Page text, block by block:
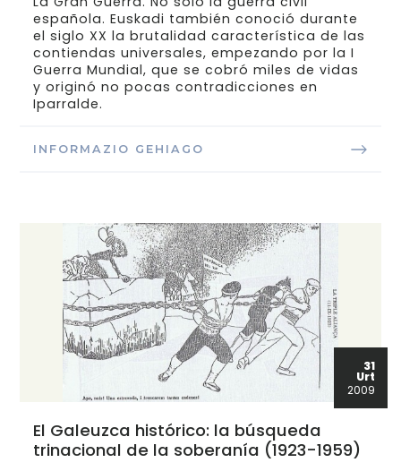
española. Euskadi también conoció durante
el siglo XX la brutalidad característica de las
contiendas universales, empezando por la I
Guerra Mundial, que se cobró miles de vidas
y originó no pocas contradicciones en
Iparralde.
INFORMAZIO GEHIAGO
31
Urt
2009
El Galeuzca histórico: la búsqueda
trinacional de la soberanía (1923-1959)